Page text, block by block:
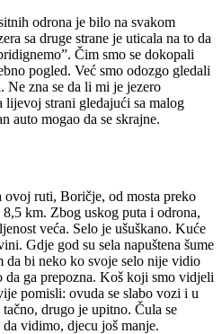
odrona je bilo na svakom
sa druge strane je uticala na to da
Čim smo se dokopali
pogled. Već smo odozgo gledali
Ne zna se da li mi je jezero
lijevoj strani gledajući sa malog
auto mogao da se skrajne.
ovoj ruti, Boričje, od mosta preko
km. Zbog uskog puta i odrona,
veća. Selo je ušuškano. Kuće
Gdje god su sela napuštena šume
da bi neko ko svoje selo nije vidio
da ga prepozna. Koš koji smo vidjeli
pomisli: ovuda se slabo vozi i u
drugo je upitno. Čula se
vidimo, djecu još manje.